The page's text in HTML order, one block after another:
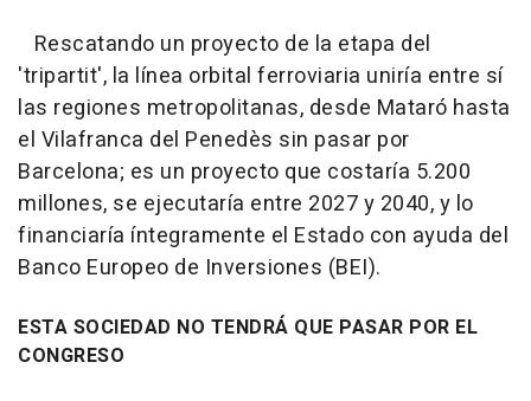
Rescatando un proyecto de la etapa del
'tripartit', la línea orbital ferroviaria uniría entre sí
las regiones metropolitanas, desde Mataró hasta
el Vilafranca del Penedès sin pasar por
Barcelona; es un proyecto que costaría 5.200
millones, se ejecutaría entre 2027 y 2040, y lo
financiaría íntegramente el Estado con ayuda del
Banco Europeo de Inversiones (BEI).
ESTA SOCIEDAD NO TENDRÁ QUE PASAR POR EL
CONGRESO